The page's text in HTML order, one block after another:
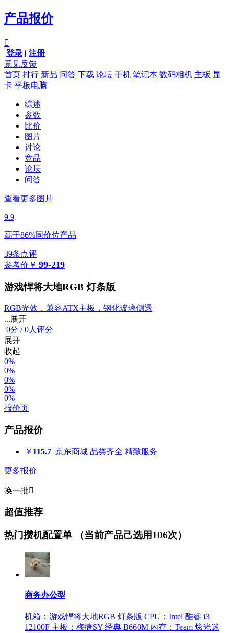
产品报价

登录 | 注册
意见反馈
首页 排行 新品 问答 下载 论坛 手机 笔记本 数码相机 主板 显
卡 平板电脑
综述
参数
比价
图片
讨论
竞品
论坛
问答
查看更多图片
9.9
高于86%同价位产品
39条点评
参考价 ￥ 99-219
游戏悍将大地RGB 灯条版
RGB光效，兼容ATX主板，钢化玻璃侧透
...展开
0分 /0人评分
展开
收起
0%
0%
0%
0%
0%
报价页
产品报价
￥ 115.7 京东商城 品类齐全 精致服务
更多报价
换一批
超值推荐
热门攒机配置单 （当前产品己选用106次）
商务办公型
机箱：游戏悍将大地RGB 灯条版 CPU：Intel 酷睿 i3
12100F 主板：梅捷SY-经典 B660M 内存：Team 炫光迷